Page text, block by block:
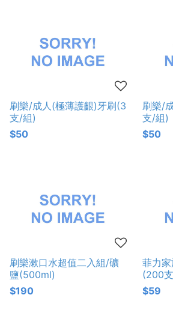
刷樂/成人(極薄護齦)牙刷(3
支/組)
$50
刷樂/
支/組)
$50
刷樂漱口水超值二入組/礦
鹽(500ml)
$190
菲力
(200
$59